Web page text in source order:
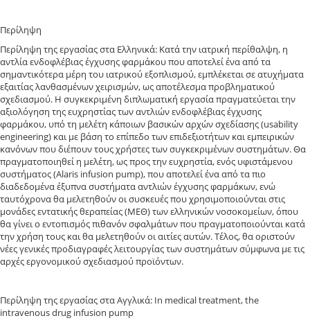
Περίληψη
Περίληψη της εργασίας στα Ελληνικά: Κατά την ιατρική περίθαλψη, η
αντλία ενδοφλέβιας έγχυσης φαρμάκου που αποτελεί ένα από τα
σημαντικότερα μέρη του ιατρικού εξοπλισμού, εμπλέκεται σε ατυχήματα
εξαιτίας λανθασμένων χειρισμών, ως αποτέλεσμα προβληματικού
σχεδιασμού. Η συγκεκριμένη διπλωματική εργασία πραγματεύεται την
αξιολόγηση της ευχρηστίας των αντλιών ενδοφλέβιας έγχυσης
φαρμάκου, υπό τη μελέτη κάποιων βασικών αρχών σχεδίασης (usability
engineering) και με βάση το επίπεδο των επιδεξιοτήτων και εμπειρικών
κανόνων που διέπουν τους χρήστες των συγκεκριμένων συστημάτων. Θα
πραγματοποιηθεί η μελέτη, ως προς την ευχρηστία, ενός υφιστάμενου
συστήματος (Alaris infusion pump), που αποτελεί ένα από τα πιο
διαδεδομένα έξυπνα συστήματα αντλιών έγχυσης φαρμάκων, ενώ
ταυτόχρονα θα μελετηθούν οι συσκευές που χρησιμοποιούνται στις
μονάδες εντατικής θεραπείας (ΜΕΘ) των ελληνικών νοσοκομείων, όπου
θα γίνει ο εντοπισμός πιθανόν σφαλμάτων που πραγματοποιούνται κατά
την χρήση τους και θα μελετηθούν οι αιτίες αυτών. Τέλος, θα οριστούν
νέες γενικές προδιαγραφές λειτουργίας των συστημάτων σύμφωνα με τις
αρχές εργονομικού σχεδιασμού προϊόντων.
Περίληψη της εργασίας στα Αγγλικά: In medical treatment, the
intravenous drug infusion pump